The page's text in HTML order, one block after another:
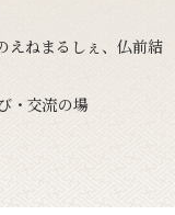
えねまるしぇ、仏前結
・交流の場